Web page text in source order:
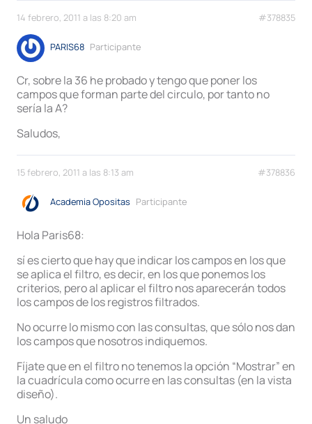
14 febrero, 2011 a las 8:20 am #378835
PARIS68 Participante
Cr, sobre la 36 he probado y tengo que poner los
campos que forman parte del circulo, por tanto no
sería la A?
Saludos,
15 febrero, 2011 a las 8:13 am #378836
Academia Opositas Participante
Hola Paris68:
sí es cierto que hay que indicar los campos en los que
se aplica el filtro, es decir, en los que ponemos los
criterios, pero al aplicar el filtro nos aparecerán todos
los campos de los registros filtrados.
No ocurre lo mismo con las consultas, que sólo nos dan
los campos que nosotros indiquemos.
Fíjate que en el filtro no tenemos la opción “Mostrar” en
la cuadrícula como ocurre en las consultas (en la vista
diseño).
Un saludo